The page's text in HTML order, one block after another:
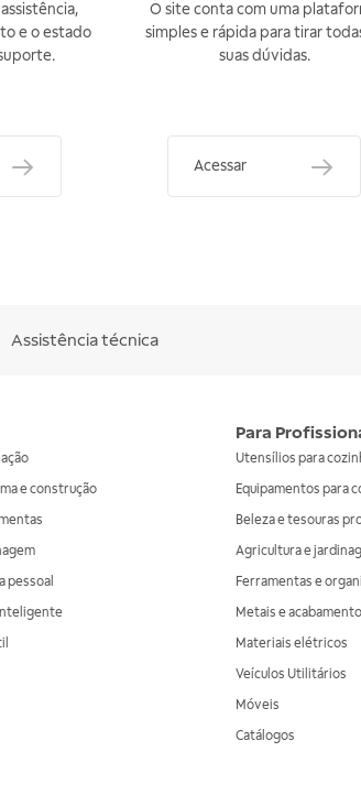
e o estado
O site conta com uma
simples e rápida para tirar
suas dúvidas.
Acessar
Assistência técnica
e construção
pessoal
Para
Utensílios para
Equipamentos para
Beleza e tesouras
Agricultura e
Ferramentas e
Metais e
Materiais elétricos
Veículos Utilitários
Móveis
Catálogos